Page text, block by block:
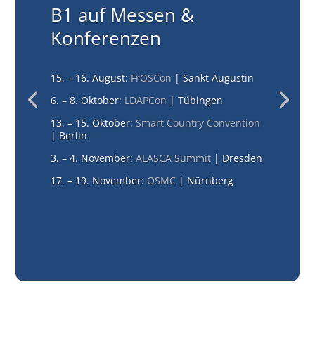
B1 auf Messen &
Konferenzen
15. – 16. August: FrOSCon | Sankt Augustin
6. – 8. Oktober: LDAPCon | Tübingen
13. – 15. Oktober: Smart Country Convention
| Berlin
3. – 4. November: ALASCA Summit | Dresden
17. – 19. November: OSMC | Nürnberg